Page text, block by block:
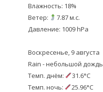
Влажность: 18%
Ветер:
7.87 м.с.
Давление: 1009 hPa
Воскресенье, 9 августа
Rain - небольшой дождь
Темп. днём:
31.6°C
Темп. ночь:
25.96°C